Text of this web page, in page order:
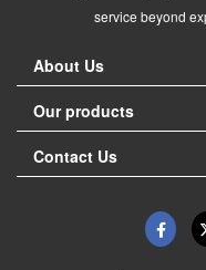
service beyond
About Us
Our products
Contact Us